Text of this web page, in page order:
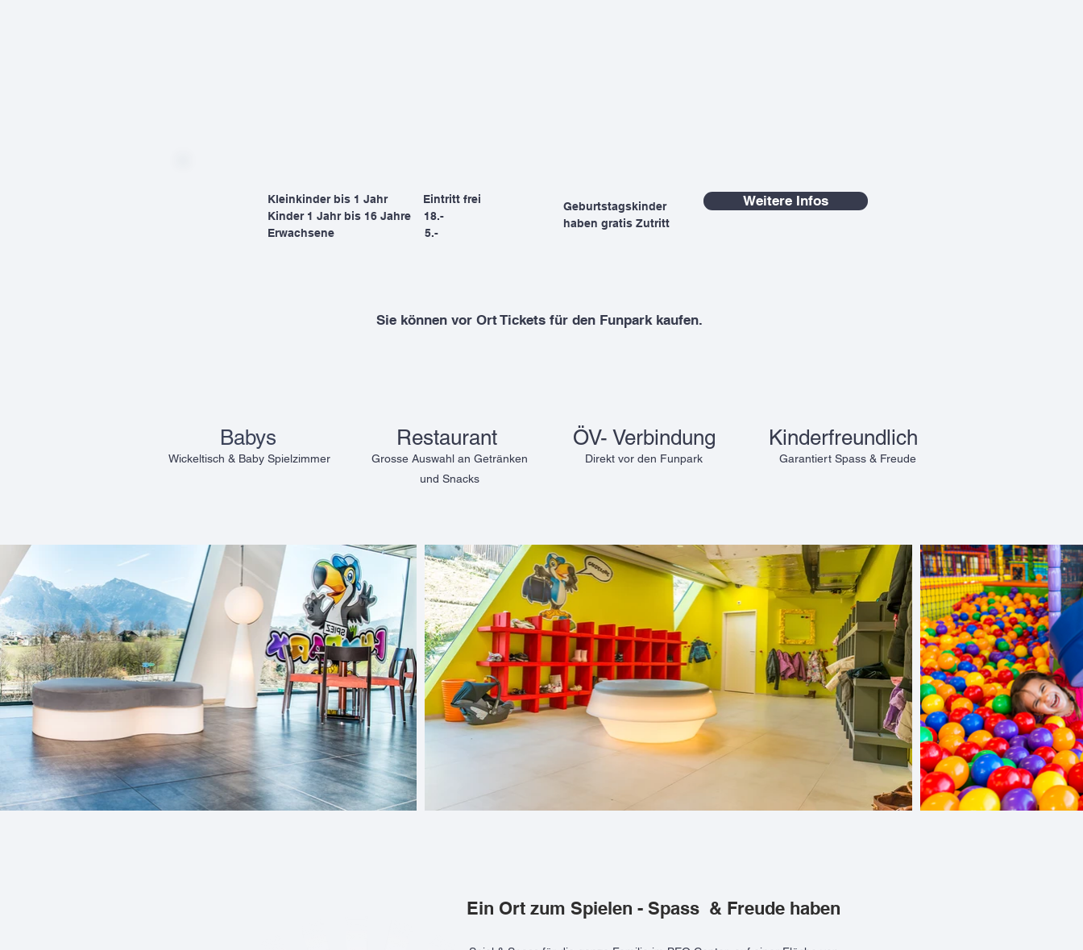
Kleinkinder bis 1 Jahr Eintritt frei
Kinder 1 Jahr bis 16 Jahre 18.-
Erwachsene 5.-
Geburtstagskinder
haben gratis Zutritt
Weitere Infos
Sie können vor Ort Tickets für den Funpark kaufen.
Babys
Wickeltisch & Baby Spielzimmer
Restaurant
Grosse Auswahl an Getränken
und Snacks
ÖV- Verbindung
Direkt vor den Funpark
Kinderfreundlich
Garantiert Spass & Freude
Ein Ort zum Spielen - Spass & Freude haben